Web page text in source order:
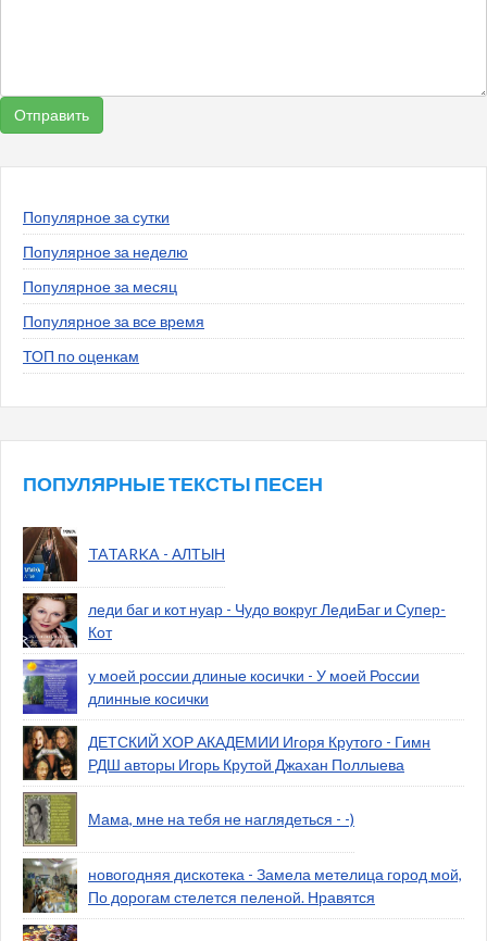
Популярное за сутки
Популярное за неделю
Популярное за месяц
Популярное за все время
ТОП по оценкам
ПОПУЛЯРНЫЕ ТЕКСТЫ ПЕСЕН
TATARKA - АЛТЫН
леди баг и кот нуар - Чудо вокруг ЛедиБаг и Супер-
Кот
у моей россии длиные косички - У моей России
длинные косички
ДЕТСКИЙ ХОР АКАДЕМИИ Игоря Крутого - Гимн
РДШ авторы Игорь Крутой Джахан Поллыева
Мама, мне на тебя не наглядеться - -)
новогодняя дискотека - Замела метелица город мой,
По дорогам стелется пеленой. Нравятся